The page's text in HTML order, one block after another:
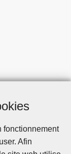
fonctionnement
Afin